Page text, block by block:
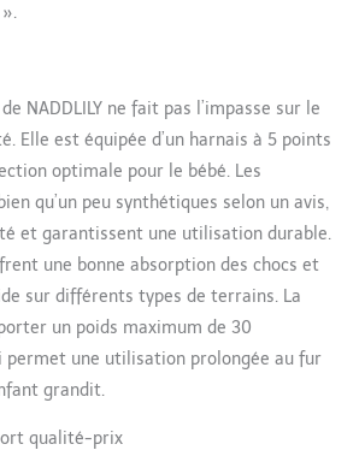
d'une chaleur estivale
torride ou de vents froids
en hiver, vous pouvez
être assuré que votre
bébé restera à l'aise et
protégé lors des
tout au long de l'année.
【Modes de Poussée
Réversibles
Bidirectionnels et Deux
Modes de Couverture】
Ce landau pour bébé 3
en 1 est doté de modes
de poussée réversibles
NADDLILY ne fait pas l’impasse sur le
Elle est équipée d’un harnais à 5 points
optimale pour le bébé. Les
qu’un peu synthétiques selon un avis,
et garantissent une utilisation durable.
une bonne absorption des chocs et
sur différents types de terrains. La
un poids maximum de 30
permet une utilisation prolongée au fur
grandit.
qualité-prix